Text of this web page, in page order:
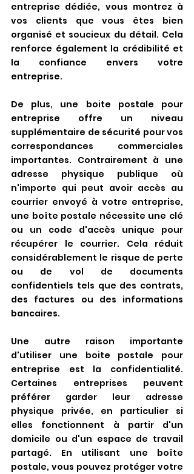
entreprise dédiée, vous montrez à
vos clients que vous êtes bien
organisé et soucieux du détail. Cela
renforce également la crédibilité et
la confiance envers votre
entreprise.
De plus, une boite postale pour
entreprise offre un niveau
supplémentaire de sécurité pour vos
correspondances commerciales
importantes. Contrairement à une
adresse physique publique où
n'importe qui peut avoir accès au
courrier envoyé à votre entreprise,
une boîte postale nécessite une clé
ou un code d'accès unique pour
récupérer le courrier. Cela réduit
considérablement le risque de perte
ou de vol de documents
confidentiels tels que des contrats,
des factures ou des informations
bancaires.
Une autre raison importante
d'utiliser une boite postale pour
entreprise est la confidentialité.
Certaines entreprises peuvent
préférer garder leur adresse
physique privée, en particulier si
elles fonctionnent à partir d'un
domicile ou d'un espace de travail
partagé. En utilisant une boîte
postale, vous pouvez protéger votre